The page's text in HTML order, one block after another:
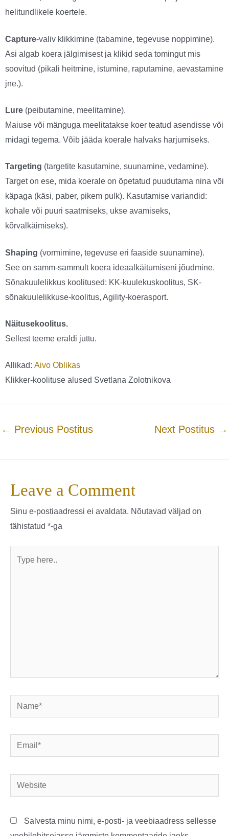
helitundlikele koertele.
Capture-valiv klikkimine (tabamine, tegevuse noppimine).
Asi algab koera jälgimisest ja klikid seda tomingut mis
soovitud (pikali heitmine, istumine, raputamine, aevastamine
jne.).
Lure (peibutamine, meelitamine).
Maiuse või mänguga meelitatakse koer teatud asendisse või
midagi tegema. Võib jääda koerale halvaks harjumiseks.
Targeting (targetite kasutamine, suunamine, vedamine).
Target on ese, mida koerale on õpetatud puudutama nina või
käpaga (käsi, paber, pikem pulk). Kasutamise variandid:
kohale või puuri saatmiseks, ukse avamiseks,
kõrvalkäimiseks).
Shaping (vormimine, tegevuse eri faaside suunamine).
See on samm-sammult koera ideaalkäitumiseni jõudmine.
Sõnakuulelikkus koolitused: KK-kuulekuskoolitus, SK-
sõnakuulelikkuse-koolitus, Agility-koerasport.
Näitusekoolitus.
Sellest teeme eraldi juttu.
Allikad: Aivo Oblikas
Klikker-koolituse alused Svetlana Zolotnikova
← Previous Postitus Next Postitus →
Leave a Comment
Sinu e-postiaadressi ei avaldata. Nõutavad väljad on
tähistatud *-ga
Name*
Email*
Website
Salvesta minu nimi, e-posti- ja veebiaadress sellesse